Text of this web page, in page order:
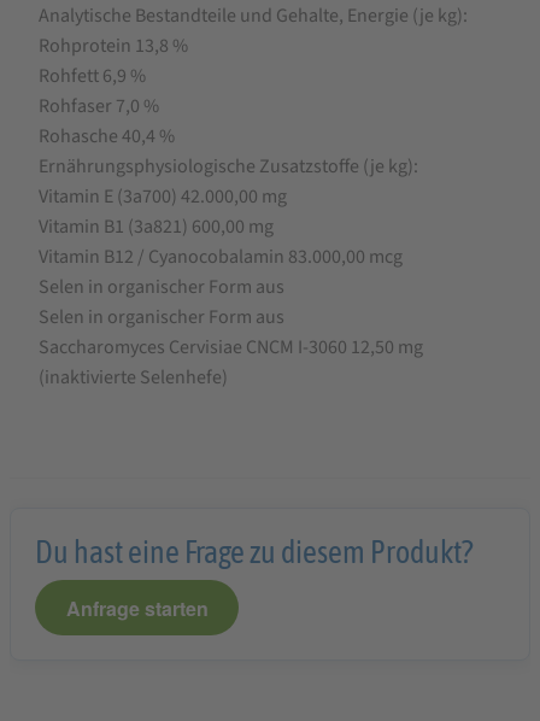
Analytische Bestandteile und Gehalte, Energie (je kg):
Rohprotein 13,8 %
Rohfett 6,9 %
Rohfaser 7,0 %
Rohasche 40,4 %
Ernährungsphysiologische Zusatzstoffe (je kg):
Vitamin E (3a700) 42.000,00 mg
Vitamin B1 (3a821) 600,00 mg
Vitamin B12 / Cyanocobalamin 83.000,00 mcg
Selen in organischer Form aus
Selen in organischer Form aus
Saccharomyces Cervisiae CNCM I-3060 12,50 mg
(inaktivierte Selenhefe)
Du hast eine Frage zu diesem Produkt?
Anfrage starten